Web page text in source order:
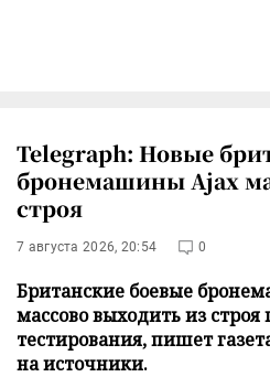
Telegraph: Новые
бронемашины Ajax
строя
7 августа 2026, 20:54 0
Британские боевые
массово выходить из строя
тестирования, пишет
на источники.